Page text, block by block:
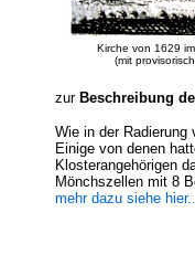
Kirche von 1629
(mit
zur Beschreibung
Wie in der
Einige von denen
Klosterangehörigen
Mönchszellen mit 8
mehr dazu siehe